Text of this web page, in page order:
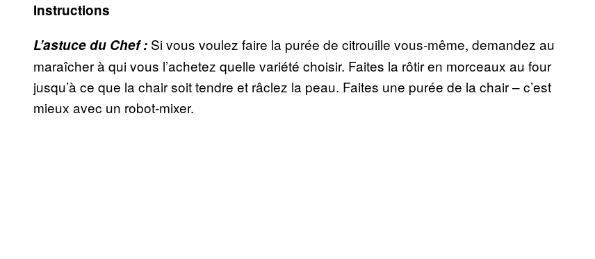
Instructions
L’astuce du Chef: Si vous voulez faire la purée de citrouille vous-même, demandez au
maraîcher à qui vous l’achetez quelle variété choisir. Faites la rôtir en morceaux au four
jusqu’à ce que la chair soit tendre et râclez la peau. Faites une purée de la chair – c’est
mieux avec un robot-mixer.